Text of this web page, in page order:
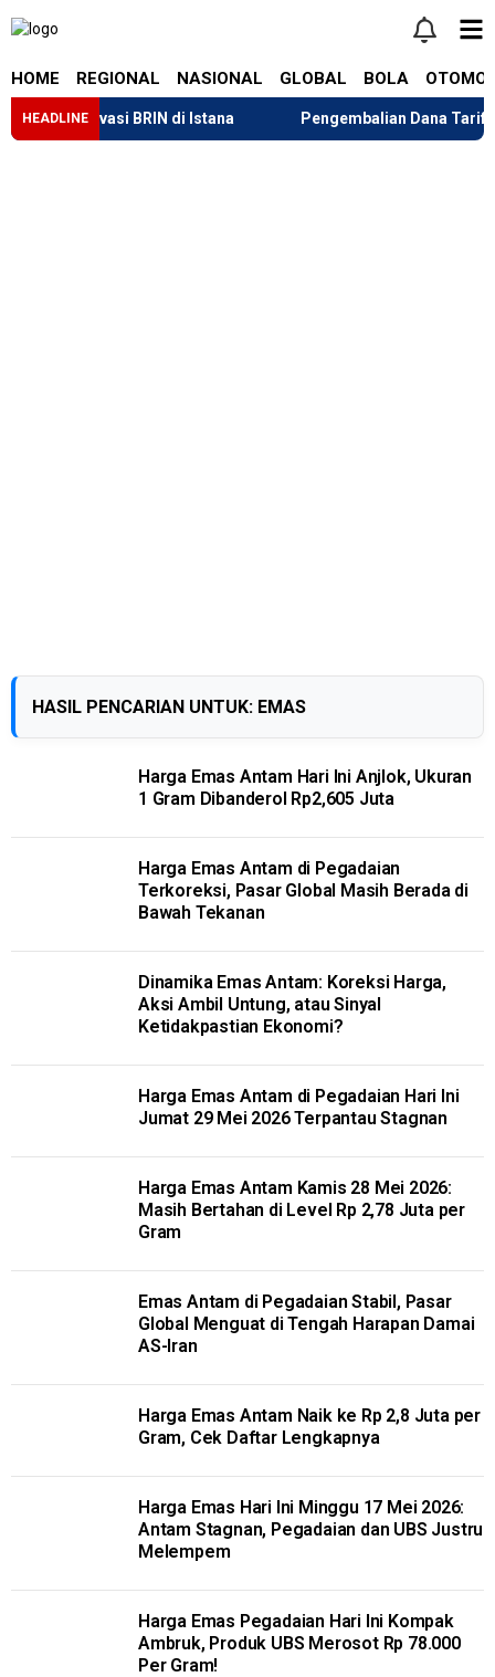
HOME REGIONAL NASIONAL GLOBAL BOLA
HEADLINE
Inovasi BRIN di Istana Pengembalian Dana Tarif
HASIL PENCARIAN UNTUK: EMAS
Harga Emas Antam Hari Ini Anjlok, Ukuran
1 Gram Dibanderol Rp2,605 Juta
Harga Emas Antam di Pegadaian
Terkoreksi, Pasar Global Masih Berada di
Bawah Tekanan
Dinamika Emas Antam: Koreksi Harga,
Aksi Ambil Untung, atau Sinyal
Ketidakpastian Ekonomi?
Harga Emas Antam di Pegadaian Hari Ini
Jumat 29 Mei 2026 Terpantau Stagnan
Harga Emas Antam Kamis 28 Mei 2026:
Masih Bertahan di Level Rp 2,78 Juta per
Gram
Emas Antam di Pegadaian Stabil, Pasar
Global Menguat di Tengah Harapan Damai
AS-Iran
Harga Emas Antam Naik ke Rp 2,8 Juta per
Gram, Cek Daftar Lengkapnya
Harga Emas Hari Ini Minggu 17 Mei 2026:
Antam Stagnan, Pegadaian dan UBS Justru
Melempem
Harga Emas Pegadaian Hari Ini Kompak
Ambruk, Produk UBS Merosot Rp 78.000
Per Gram!